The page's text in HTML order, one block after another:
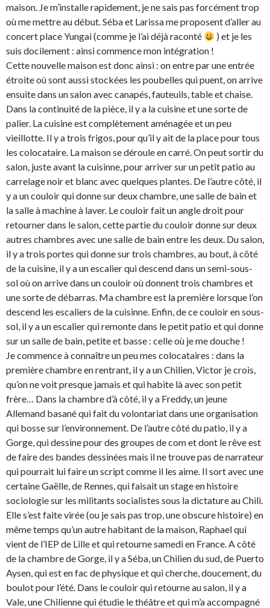
maison. Je m’installe rapidement, je ne sais pas forcément trop
où me mettre au début. Séba et Larissa me proposent d’aller au
concert place Yungai (comme je l’ai déjà raconté
) et je les
suis docilement : ainsi commence mon intégration !
Cette nouvelle maison est donc ainsi : on entre par une entrée
étroite où sont aussi stockées les poubelles qui puent, on arrive
ensuite dans un salon avec canapés, fauteuils, table et chaise.
Dans la continuité de la pièce, il y a la cuisine et une sorte de
palier. La cuisine est complètement aménagée et un peu
vieillotte. Il y a trois frigos, pour qu’il y ait de la place pour tous
les colocataire. La maison se déroule en carré. On peut sortir du
salon, juste avant la cuisinne, pour arriver sur un petit patio au
carrelage noir et blanc avec quelques plantes. De l’autre côté, il
y a un couloir qui donne sur deux chambre, une salle de bain et
la salle à machine à laver. Le couloir fait un angle droit pour
retourner dans le salon, cette partie du couloir donne sur deux
autres chambres avec une salle de bain entre les deux. Du salon,
il y a trois portes qui donne sur trois chambres, au bout, à côté
de la cuisine, il y a un escalier qui descend dans un semi-sous-
sol où on arrive dans un couloir où donnent trois chambres et
une sorte de débarras. Ma chambre est la première lorsque l’on
descend les escaliers de la cuisinne. Enfin, de ce couloir en sous-
sol, il y a un escalier qui remonte dans le petit patio et qui donne
sur un salle de bain, petite et basse : celle où je me douche !
Je commence à connaître un peu mes colocataires : dans la
première chambre en rentrant, il y a un Chilien, Victor je crois,
qu’on ne voit presque jamais et qui habite là avec son petit
frère… Dans la chambre d’à côté, il y a Freddy, un jeune
Allemand basané qui fait du volontariat dans une organisation
qui bosse sur l’environnement. De l’autre côté du patio, il y a
Gorge, qui dessine pour des groupes de com et dont le rêve est
de faire des bandes dessinées mais il ne trouve pas de narrateur
qui pourrait lui faire un script comme il les aime. Il sort avec une
certaine Gaëlle, de Rennes, qui faisait un stage en histoire
sociologie sur les militants socialistes sous la dictature au Chili.
Elle s’est faite virée (ou je sais pas trop, une obscure histoire) en
même temps qu’un autre habitant de la maison, Raphael qui
vient de l’IEP de Lille et qui retourne samedi en France. A côté
de la chambre de Gorge, il y a Séba, un Chilien du sud, de Puerto
Aysen, qui est en fac de physique et qui cherche, doucement, du
boulot pour l’été. Dans le couloir qui retourne au salon, il y a
Vale, une Chilienne qui étudie le théâtre et qui m’a accompagné